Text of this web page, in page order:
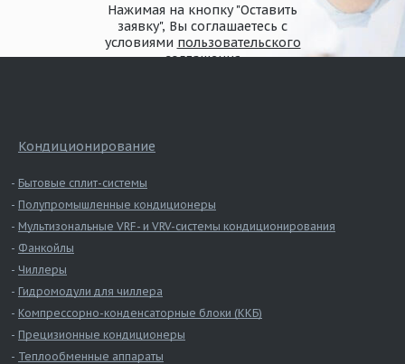
Нажимая на кнопку "Оставить
заявку", Вы соглашаетесь с
условиями пользовательского
соглашения
Кондиционирование
Бытовые сплит-системы
Полупромышленные кондиционеры
Мультизональные VRF- и VRV-системы кондиционирования
Фанкойлы
Чиллеры
Гидромодули для чиллера
Компрессорно-конденсаторные блоки (ККБ)
Прецизионные кондиционеры
Теплообменные аппараты